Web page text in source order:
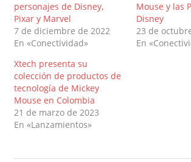
personajes de Disney,
Pixar y Marvel
7 de diciembre de 2022
En «Conectividad»
Mouse y las
Disney
23 de
En
Xtech presenta su
colección de productos de
tecnología de Mickey
Mouse en Colombia
21 de marzo de 2023
En «Lanzamientos»